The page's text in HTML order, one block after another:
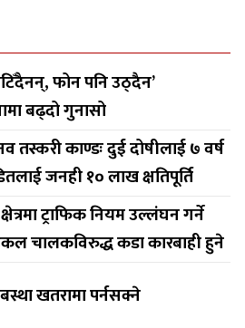
फोन पनि उठ्दैन’
बढ्दो गुनासो
तस्करी काण्डः दुई दोषीलाई ७ वर्ष
जनही १० लाख क्षतिपूर्ति
ट्राफिक नियम उल्लंघन गर्ने
चालकविरुद्ध कडा कारबाही हुने
खतरामा पर्नसक्ने